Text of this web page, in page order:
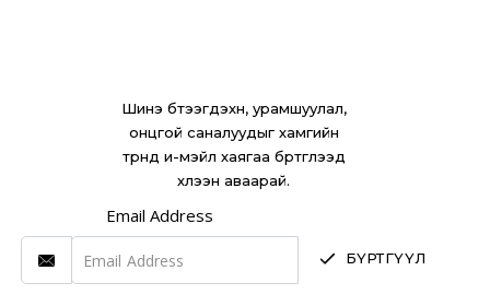
Шинэ бүтээгдэхүүн, урамшуулал,
онцгой саналуудыг хамгийн
түрүүнд и-мэйл хаягаа бүртгүүлээд
хүлээн аваарай.
Email Address
БҮРТГҮҮЛ